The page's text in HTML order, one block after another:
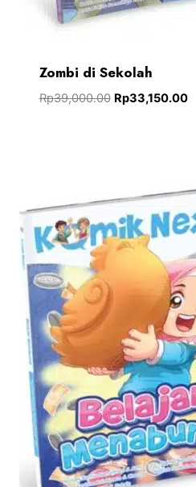
Zombi di Sekolah
Rp39,000.00 Rp33,150.00